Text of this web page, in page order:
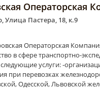
Операторская
Улица Пастера, 18, к.9
Операторская
в сфере транспортно-
услуги: -
при перевозках
Одесской, Львовской